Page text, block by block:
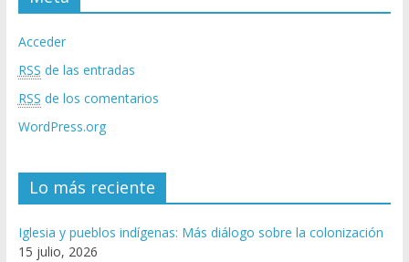
Acceder
RSS de las entradas
RSS de los comentarios
WordPress.org
Lo más reciente
Iglesia y pueblos indígenas: Más diálogo sobre la colonización
15 julio, 2026